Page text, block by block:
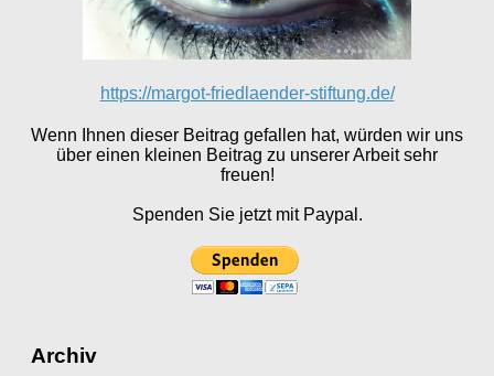
https://margot-friedlaender-stiftung.de/
Wenn Ihnen dieser Beitrag gefallen hat, würden wir uns
über einen kleinen Beitrag zu unserer Arbeit sehr
freuen!
Spenden Sie jetzt mit Paypal.
Archiv